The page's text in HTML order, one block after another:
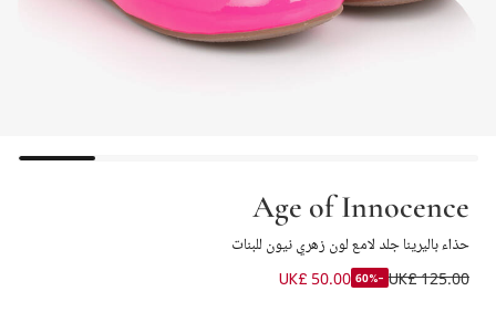
Age of Innocence
حذاء باليرينا جلد لامع لون زهري نيون للبنات
UK£ 125.00
-60%
UK£ 50.00